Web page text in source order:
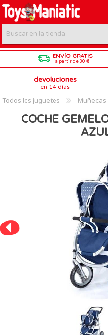
ENVÍO GRATIS
a partir de 30 €
devoluciones
en 14 días
Todos los juguetes Muñecas
COCHE